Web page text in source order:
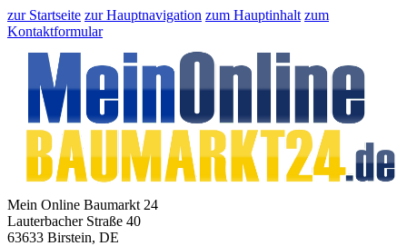
zur Startseite zur Hauptnavigation zum Hauptinhalt zum
Kontaktformular
Mein Online Baumarkt 24
Lauterbacher Straße 40
63633 Birstein, DE